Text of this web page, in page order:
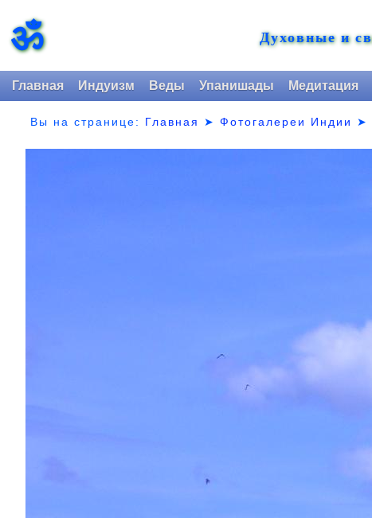
ॐ Духовные и
Главная Индуизм Веды Упанишады Медитация
Вы на странице: Главная ➤Фотогалереи Индии